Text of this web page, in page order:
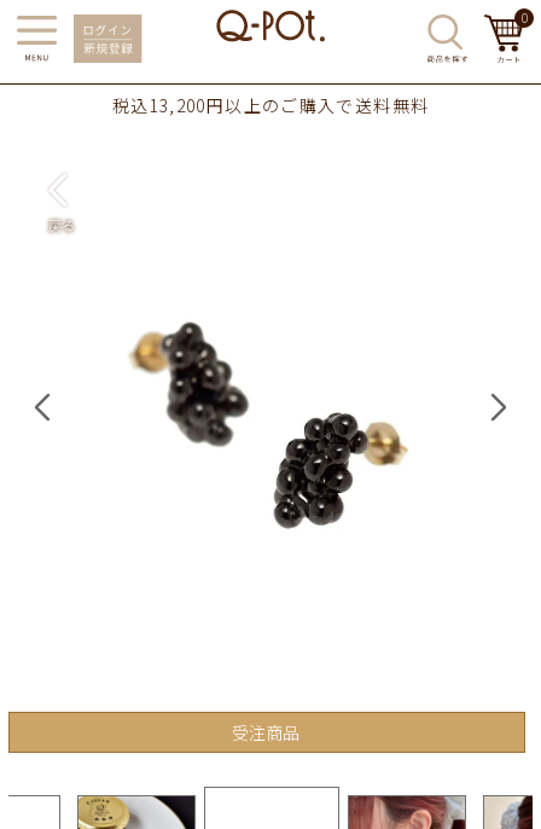
0
税込13,200円以上のご購入で送料無料
受注商品